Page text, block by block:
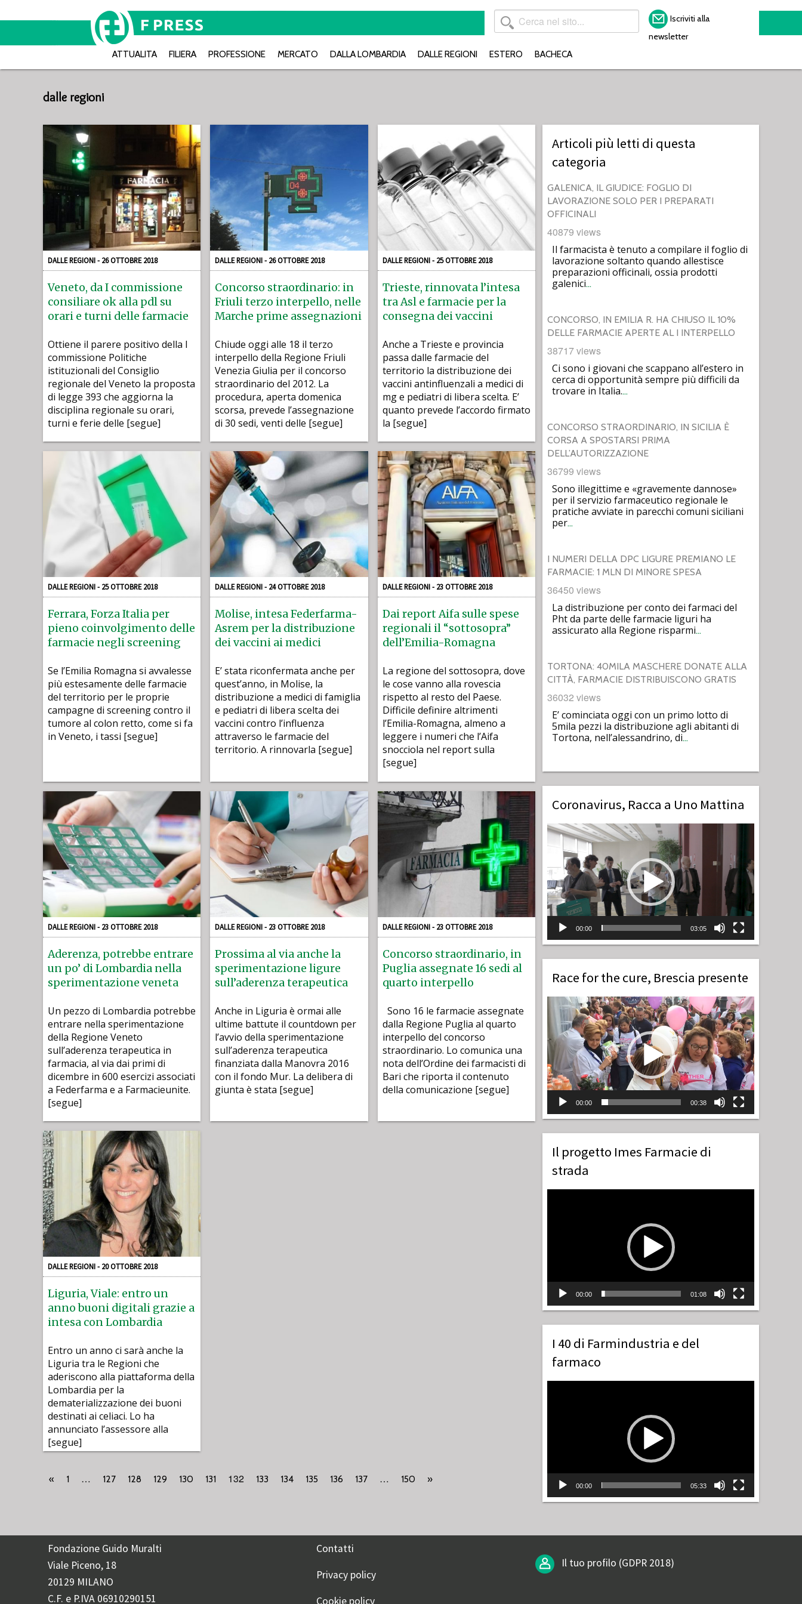
Iscriviti alla
newsletter
ATTUALITA FILIERA PROFESSIONE MERCATO DALLA LOMBARDIA DALLE REGIONI ESTERO BACHECA
dalle regioni
DALLE REGIONI - 26 OTTOBRE 2018
Veneto, da I commissione
consiliare ok alla pdl su
orari e turni delle farmacie
Ottiene il parere positivo della I
commissione Politiche
istituzionali del Consiglio
regionale del Veneto la proposta
di legge 393 che aggiorna la
disciplina regionale su orari,
turni e ferie delle [segue]
DALLE REGIONI - 26 OTTOBRE 2018
Concorso straordinario: in
Friuli terzo interpello, nelle
Marche prime assegnazioni
Chiude oggi alle 18 il terzo
interpello della Regione Friuli
Venezia Giulia per il concorso
straordinario del 2012. La
procedura, aperta domenica
scorsa, prevede l’assegnazione
di 30 sedi, venti delle [segue]
DALLE REGIONI - 25 OTTOBRE 2018
Trieste, rinnovata l’intesa
tra Asl e farmacie per la
consegna dei vaccini
Anche a Trieste e provincia
passa dalle farmacie del
territorio la distribuzione dei
vaccini antinfluenzali a medici di
mg e pediatri di libera scelta. E’
quanto prevede l’accordo firmato
la [segue]
DALLE REGIONI - 25 OTTOBRE 2018
Ferrara, Forza Italia per
pieno coinvolgimento delle
farmacie negli screening
Se l’Emilia Romagna si avvalesse
più estesamente delle farmacie
del territorio per le proprie
campagne di screening contro il
tumore al colon retto, come si fa
in Veneto, i tassi [segue]
DALLE REGIONI - 24 OTTOBRE 2018
Molise, intesa Federfarma-
Asrem per la distribuzione
dei vaccini ai medici
E’ stata riconfermata anche per
quest’anno, in Molise, la
distribuzione a medici di famiglia
e pediatri di libera scelta dei
vaccini contro l’influenza
attraverso le farmacie del
territorio. A rinnovarla [segue]
DALLE REGIONI - 23 OTTOBRE 2018
Dai report Aifa sulle spese
regionali il “sottosopra”
dell’Emilia-Romagna
La regione del sottosopra, dove
le cose vanno alla rovescia
rispetto al resto del Paese.
Difficile definire altrimenti
l’Emilia-Romagna, almeno a
leggere i numeri che l’Aifa
snocciola nel report sulla
[segue]
DALLE REGIONI - 23 OTTOBRE 2018
Aderenza, potrebbe entrare
un po’ di Lombardia nella
sperimentazione veneta
Un pezzo di Lombardia potrebbe
entrare nella sperimentazione
della Regione Veneto
sull’aderenza terapeutica in
farmacia, al via dai primi di
dicembre in 600 esercizi associati
a Federfarma e a Farmacieunite.
[segue]
DALLE REGIONI - 23 OTTOBRE 2018
Prossima al via anche la
sperimentazione ligure
sull’aderenza terapeutica
Anche in Liguria è ormai alle
ultime battute il countdown per
l’avvio della sperimentazione
sull’aderenza terapeutica
finanziata dalla Manovra 2016
con il fondo Mur. La delibera di
giunta è stata [segue]
DALLE REGIONI - 23 OTTOBRE 2018
Concorso straordinario, in
Puglia assegnate 16 sedi al
quarto interpello
Sono 16 le farmacie assegnate
dalla Regione Puglia al quarto
interpello del concorso
straordinario. Lo comunica una
nota dell’Ordine dei farmacisti di
Bari che riporta il contenuto
della comunicazione [segue]
DALLE REGIONI - 20 OTTOBRE 2018
Liguria, Viale: entro un
anno buoni digitali grazie a
intesa con Lombardia
Entro un anno ci sarà anche la
Liguria tra le Regioni che
aderiscono alla piattaforma della
Lombardia per la
dematerializzazione dei buoni
destinati ai celiaci. Lo ha
annunciato l’assessore alla
[segue]
« 1 … 127 128 129 130 131 132 133 134 135 136 137 … 150 »
Articoli più letti di questa
categoria
GALENICA, IL GIUDICE: FOGLIO DI
LAVORAZIONE SOLO PER I PREPARATI
OFFICINALI
40879 views
Il farmacista è tenuto a compilare il foglio di
lavorazione soltanto quando allestisce
preparazioni officinali, ossia prodotti
galenici…
CONCORSO, IN EMILIA R. HA CHIUSO IL 10%
DELLE FARMACIE APERTE AL I INTERPELLO
38717 views
Ci sono i giovani che scappano all’estero in
cerca di opportunità sempre più difficili da
trovare in Italia.…
CONCORSO STRAORDINARIO, IN SICILIA È
CORSA A SPOSTARSI PRIMA
DELL’AUTORIZZAZIONE
36799 views
Sono illegittime e «gravemente dannose»
per il servizio farmaceutico regionale le
pratiche avviate in parecchi comuni siciliani
per…
I NUMERI DELLA DPC LIGURE PREMIANO LE
FARMACIE: 1 MLN DI MINORE SPESA
36450 views
La distribuzione per conto dei farmaci del
Pht da parte delle farmacie liguri ha
assicurato alla Regione risparmi…
TORTONA: 40MILA MASCHERE DONATE ALLA
CITTÀ, FARMACIE DISTRIBUISCONO GRATIS
36032 views
E’ cominciata oggi con un primo lotto di
5mila pezzi la distribuzione agli abitanti di
Tortona, nell’alessandrino, di…
Coronavirus, Racca a Uno Mattina
Video
Player
00:00 03:05
Race for the cure, Brescia presente
Video
Player
00:00 00:38
Il progetto Imes Farmacie di
strada
00:00 01:08
I 40 di Farmindustria e del
farmaco
00:00 05:33
Fondazione Guido Muralti
Viale Piceno, 18
20129 MILANO
C.F. e P.IVA 06910290151
Contatti
Privacy policy
Cookie policy
Il tuo profilo (GDPR 2018)